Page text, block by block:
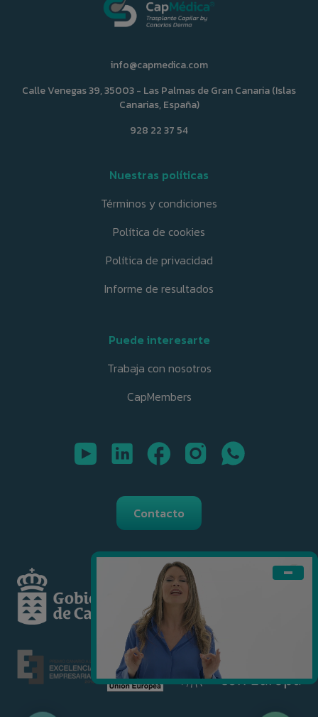
info@capmedica.com
Calle Venegas 39, 35003 - Las Palmas de Gran Canaria (Islas
Canarias, España)
928 22 37 54
Nuestras políticas
Términos y condiciones
Política de cookies
Política de privacidad
Informe de resultados
Puede interesarte
Trabaja con nosotros
CapMembers
Contacto